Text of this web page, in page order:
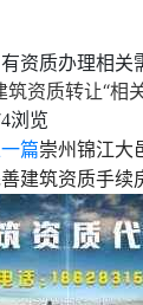
资质办理相关
筑资质转让“相
浏览
篇崇州锦江大
建筑资质手续